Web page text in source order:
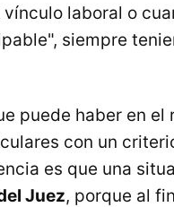
laboral o
siempre
puede haber en
con un
es que una
Juez, porque al